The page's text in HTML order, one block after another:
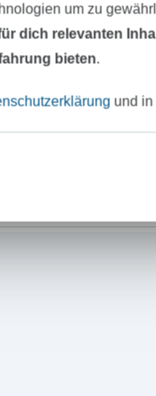
Tipp: Das
um zu
dich relevanten
bieten.
und in